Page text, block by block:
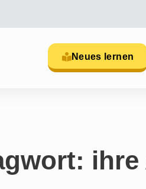
Neues lernen